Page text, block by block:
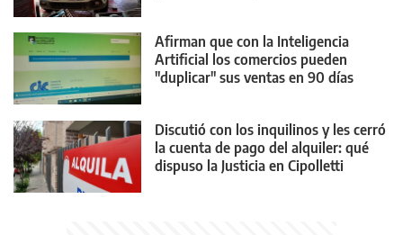
Afirman que con la Inteligencia
Artificial los comercios pueden
"duplicar" sus ventas en 90 días
Discutió con los inquilinos y les cerró
la cuenta de pago del alquiler: qué
dispuso la Justicia en Cipolletti